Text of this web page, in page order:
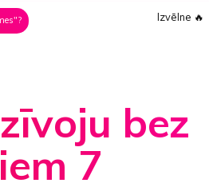
Izvēlne 🔥
bez
7